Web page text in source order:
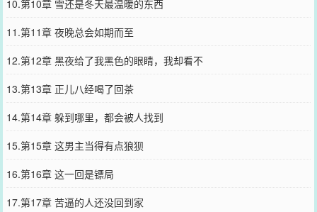
10.第10章 雪还是冬天最温暖的东西
11.第11章 夜晚总会如期而至
12.第12章 黑夜给了我黑色的眼睛，我却看不
13.第13章 正儿八经喝了回茶
14.第14章 躲到哪里，都会被人找到
15.第15章 这男主当得有点狼狈
16.第16章 这一回是镖局
17.第17章 苦逼的人还没回到家